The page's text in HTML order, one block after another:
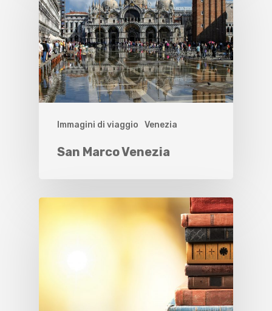
Immagini di viaggio Venezia
San Marco Venezia